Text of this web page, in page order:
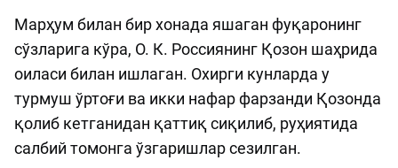
Марҳум билан бир хонада яшаган фуқаронинг
сўзларига кўра, О. К. Россиянинг Қозон шаҳрида
оиласи билан ишлаган. Охирги кунларда у
турмуш ўртоғи ва икки нафар фарзанди Қозонда
қолиб кетганидан қаттиқ сиқилиб, руҳиятида
салбий томонга ўзгаришлар сезилган.